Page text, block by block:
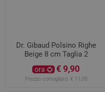
Dr. Gibaud Polsino Righe
Beige 8 cm Taglia 2
ora € 9,90
Prezzo consigliato: € 11,00